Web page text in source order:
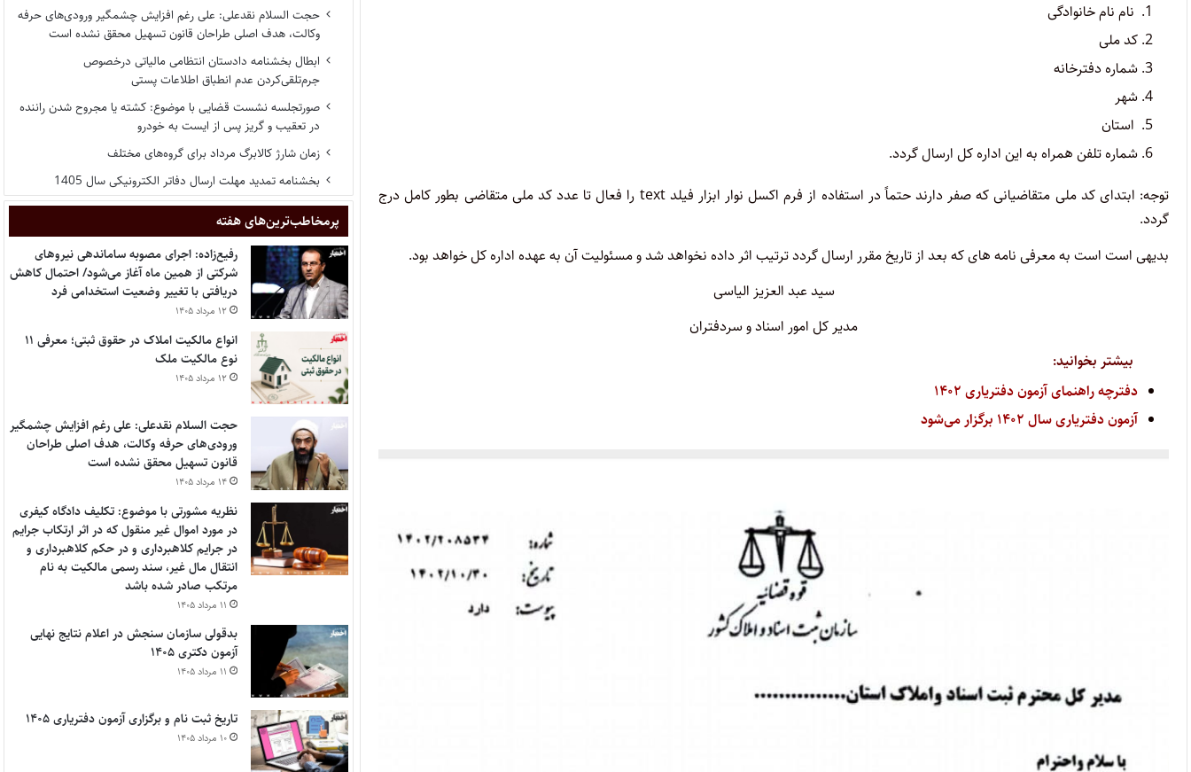
نام نام خانوادگی
کد ملی
شماره دفترخانه
شهر
استان
شماره تلفن همراه به این اداره کل ارسال گردد.
توجه: ابتدای کد ملی متقاضیانی که صفر دارند حتماً در استفاده از فرم اکسل نوار ابزار فیلد text را فعال تا عدد کد ملی متقاضی بطور کامل درج
گردد.
بدیهی است است به معرفی نامه های که بعد از تاریخ مقرر ارسال گردد ترتیب اثر داده نخواهد شد و مسئولیت آن به عهده اداره کل خواهد بود.
سید عبد العزیز الیاسی
مدیر کل امور اسناد و سردفتران
بیشتر بخوانید:
دفترچه راهنمای آزمون دفتریاری ۱۴۰۲
آزمون دفتریاری سال ۱۴۰۲ برگزار می‌شود
حجت السلام نقدعلی: علی رغم افزایش چشمگیر ورودی‌های حرفه
وکالت، هدف اصلی طراحان قانون تسهیل محقق نشده است
ابطال بخشنامه دادستان انتظامی مالیاتی درخصوص
جرم‌تلقی‌کردن عدم انطباق اطلاعات پستی
صورتجلسه نشست قضایی با موضوع: کشته یا مجروح شدن راننده
در تعقیب و گریز پس از ایست به خودرو
زمان شارژ کالابرگ مرداد برای گروه‌های مختلف
بخشنامه تمدید مهلت ارسال دفاتر الکترونیکی سال 1405
پر‌مخاطب‌ترین‌های هفته
رفیع‌زاده: اجرای مصوبه ساماندهی نیروهای
شرکتی از همین ماه آغاز می‌شود/ احتمال کاهش
دریافتی با تغییر وضعیت استخدامی فرد
۱۲ مرداد ۱۴۰۵
انواع مالکیت املاک در حقوق ثبتی؛ معرفی ۱۱
نوع مالکیت ملک
۱۲ مرداد ۱۴۰۵
حجت السلام نقدعلی: علی رغم افزایش چشمگیر
ورودی‌های حرفه وکالت، هدف اصلی طراحان
قانون تسهیل محقق نشده است
۱۴ مرداد ۱۴۰۵
نظریه مشورتی با موضوع: تکلیف دادگاه کیفری
در مورد اموال غیر منقول که در اثر ارتکاب جرایم
در جرایم کلاهبرداری و در حکم کلاهبرداری و
انتقال مال غیر، سند رسمی مالکیت به نام
مرتکب صادر شده باشد
۱۱ مرداد ۱۴۰۵
بدقولی سازمان سنجش در اعلام نتایج نهایی
آزمون دکتری ۱۴۰۵
۱۱ مرداد ۱۴۰۵
تاریخ ثبت نام و برگزاری آزمون دفتریاری ۱۴۰۵
۱۰ مرداد ۱۴۰۵